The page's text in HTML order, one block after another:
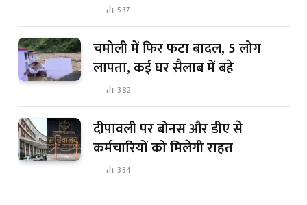
537
चमोली में फिर फटा बादल, 5 लोग
लापता, कई घर सैलाब में बहे
382
दीपावली पर बोनस और डीए से
कर्मचारियों को मिलेगी राहत
334